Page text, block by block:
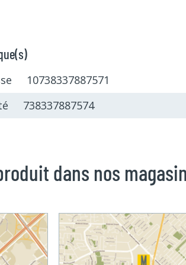
10738337887571
738337887574
dans nos